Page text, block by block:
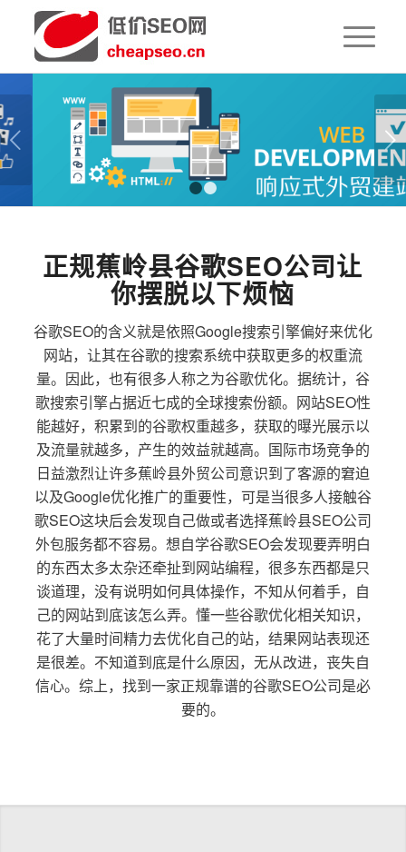
下一页
1 2
正规蕉岭县谷歌SEO公司让
你摆脱以下烦恼
谷歌SEO的含义就是依照Google搜索引擎偏好来优化
网站，让其在谷歌的搜索系统中获取更多的权重流
量。因此，也有很多人称之为谷歌优化。据统计，谷
歌搜索引擎占据近七成的全球搜索份额。网站SEO性
能越好，积累到的谷歌权重越多，获取的曝光展示以
及流量就越多，产生的效益就越高。国际市场竞争的
日益激烈让许多蕉岭县外贸公司意识到了客源的窘迫
以及Google优化推广的重要性，可是当很多人接触谷
歌SEO这块后会发现自己做或者选择蕉岭县SEO公司
外包服务都不容易。想自学谷歌SEO会发现要弄明白
的东西太多太杂还牵扯到网站编程，很多东西都是只
谈道理，没有说明如何具体操作，不知从何着手，自
己的网站到底该怎么弄。懂一些谷歌优化相关知识，
花了大量时间精力去优化自己的站，结果网站表现还
是很差。不知道到底是什么原因，无从改进，丧失自
信心。综上，找到一家正规靠谱的谷歌SEO公司是必
要的。